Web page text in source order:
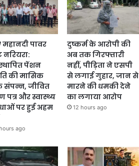
महानदी पावर
नरियरा:
पेंशन
की मासिक
संपन्न, जीवित
पत्र और स्वास्थ्य
पर हुई अहम
ago
दुष्कर्म के आरोपी की
अब तक गिरफ्तारी
नहीं, पीड़िता ने एसपी
से लगाई गुहार, जान से
मारने की धमकी देने
का लगाया आरोप
12 hours ago